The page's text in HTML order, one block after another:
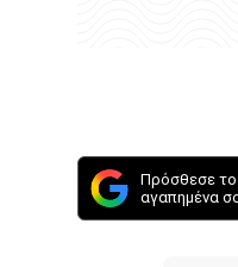
Πρόσθεσε το
αγαπημένα